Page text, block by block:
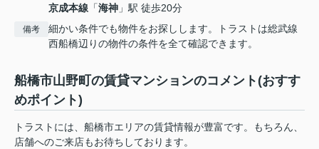
京成本線 「海神 」駅 徒歩20分
備考
細かい条件でも物件をお探しします。トラストは総武線
西船橋辺りの物件の条件を全て確認できます。
船橋市山野町の賃貸マンションのコメント(おすす
めポイント)
トラストには、船橋市エリアの賃貸情報が豊富です。もちろん、
店舗へのご来店もお待ちしております。